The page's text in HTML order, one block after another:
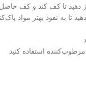
دهید تا کف کند و کف
تا به نفوذ بهتر مواد
استفاده کنید